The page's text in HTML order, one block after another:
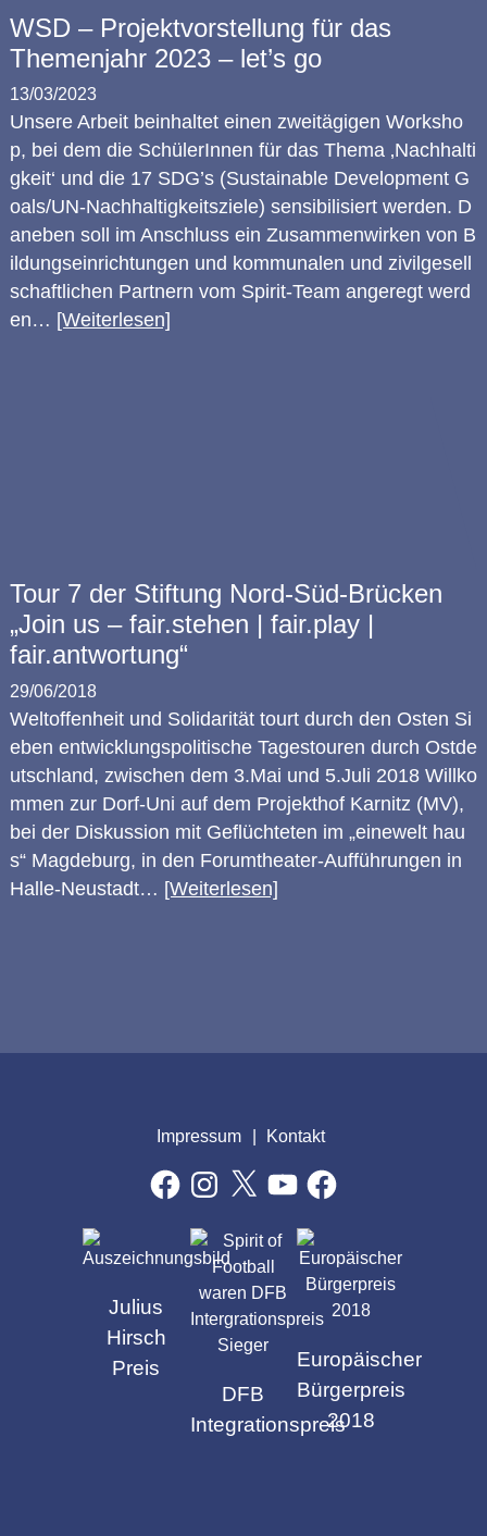
WSD – Projektvorstellung für das
Themenjahr 2023 – let’s go
13/03/2023
Unsere Arbeit beinhaltet einen zweitägigen Worksho
p, bei dem die SchülerInnen für das Thema ‚Nachhalti
gkeit‘ und die 17 SDG’s (Sustainable Development G
oals/UN-Nachhaltigkeitsziele) sensibilisiert werden. D
aneben soll im Anschluss ein Zusammenwirken von B
ildungseinrichtungen und kommunalen und zivilgesell
schaftlichen Partnern vom Spirit-Team angeregt werd
en… [Weiterlesen]
Tour 7 der Stiftung Nord-Süd-Brücken
„Join us – fair.stehen | fair.play |
fair.antwortung“
29/06/2018
Weltoffenheit und Solidarität tourt durch den Osten Si
eben entwicklungspolitische Tagestouren durch Ostde
utschland, zwischen dem 3.Mai und 5.Juli 2018 Willko
mmen zur Dorf-Uni auf dem Projekthof Karnitz (MV),
bei der Diskussion mit Geflüchteten im „einewelt hau
s“ Magdeburg, in den Forumtheater-Aufführungen in
Halle-Neustadt… [Weiterlesen]
Impressum Kontakt
FacebookInstagram
X YouTubeFacebook
AUSZEICHNUNGEN
Julius
Hirsch
Preis
DFB
Integrationspreis
Europäischer
Bürgerpreis
2018